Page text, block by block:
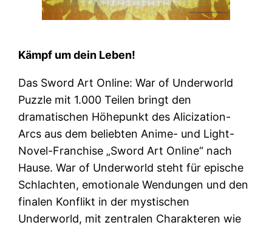
Kämpf um dein Leben!
Das Sword Art Online: War of Underworld
Puzzle mit 1.000 Teilen bringt den
dramatischen Höhepunkt des Alicization-
Arcs aus dem beliebten Anime- und Light-
Novel-Franchise „Sword Art Online“ nach
Hause. War of Underworld steht für epische
Schlachten, emotionale Wendungen und den
finalen Konflikt in der mystischen
Underworld, mit zentralen Charakteren wie